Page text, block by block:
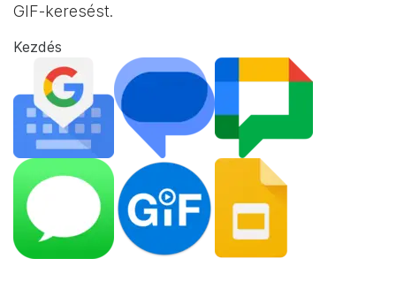
GIF-keresést.
Kezdés